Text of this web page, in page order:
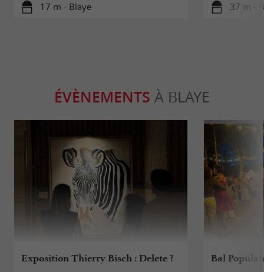
17 m - Blaye 37 m -
ÉVÈNEMENTS À BLAYE
Exposition Thierry Bisch : Delete ? Bal